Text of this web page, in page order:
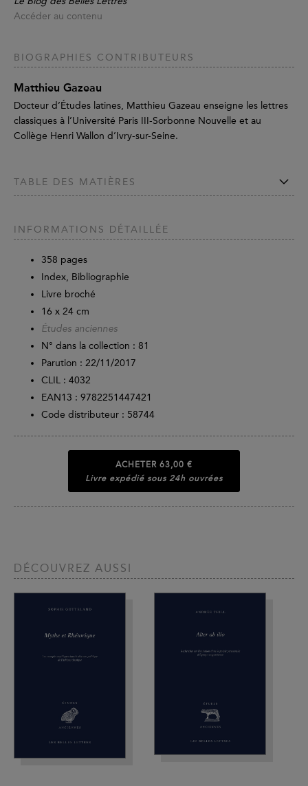
Accéder au contenu
BIOGRAPHIES CONTRIBUTEURS
Matthieu Gazeau
Docteur d’Études latines, Matthieu Gazeau enseigne les lettres
classiques à l’Université Paris III-Sorbonne Nouvelle et au
Collège Henri Wallon d’Ivry-sur-Seine.
TABLE DES MATIÈRES
INFORMATIONS DÉTAILLÉE
358 pages
Index, Bibliographie
Livre broché
16 x 24 cm
Études anciennes
N° dans la collection : 81
Parution : 22/11/2017
CLIL : 4032
EAN13 : 9782251447421
Code distributeur : 58744
ACHETER 63,00 €
Livre expédié sous 24h ouvrées
DÉCOUVREZ AUSSI